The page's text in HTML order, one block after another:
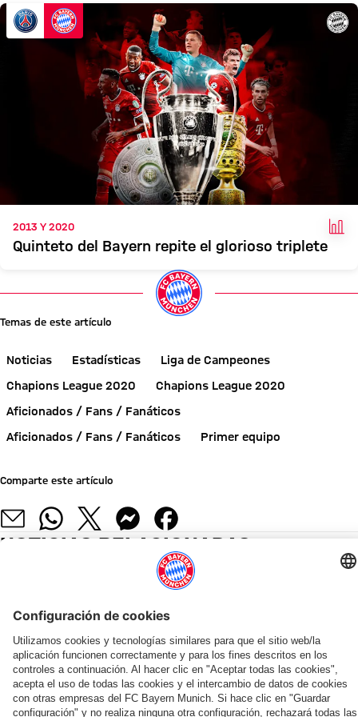
2013 Y 2020
Quinteto del Bayern repite el glorioso triplete
Temas de este artículo
Noticias Estadísticas
Liga de Campeones
Chapions League 2020
Chapions League 2020
Aficionados / Fans / Fanáticos
Aficionados / Fans / Fanáticos
Primer equipo
Comparte este artículo
NOTICIAS RELACIONADAS
Díaz,
Ito
y
Bischof
presentan
Arijon
«Este
es
el
AUDI SUMMER TOUR 2026
Resumen:
fue
el
miércoles
AUDI SUMMER TOUR 2026
Wembley
a
Jeju:
el
sueño
EN EL DÍA LIBRE DE ENTRENAMIENTO
y
compañía
completan
una
sesión
HOY RECORDAMOS
nuevo
sombrero
del
campeón
del
Wembley
2013
a
Lisboa
felicita
a
los
COLABORADOR